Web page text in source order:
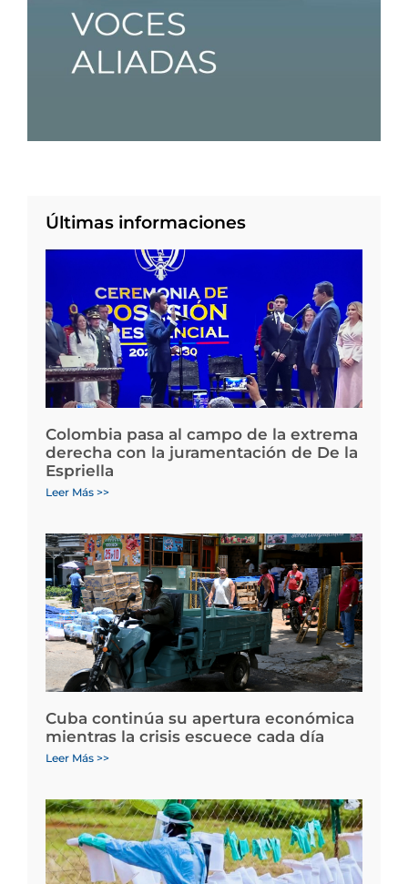
Últimas informaciones
Colombia pasa al campo de la extrema
derecha con la juramentación de De la
Espriella
Leer Más >>
Cuba continúa su apertura económica
mientras la crisis escuece cada día
Leer Más >>